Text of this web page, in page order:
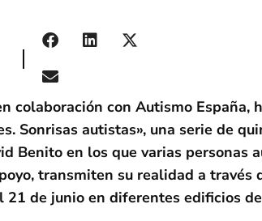
colaboración con Autismo España,
Sonrisas autistas», una serie de
Benito en los que varias personas
transmiten su realidad a través
21 de junio en diferentes edificios